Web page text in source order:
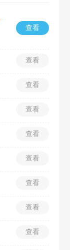
查看
查看
查看
查看
查看
查看
查看
查看
查看